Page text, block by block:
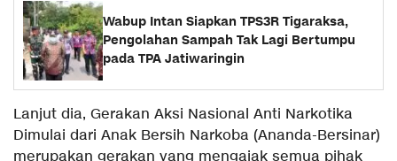
Wabup Intan Siapkan TPS3R Tigaraksa,
Pengolahan Sampah Tak Lagi Bertumpu
pada TPA Jatiwaringin
Lanjut dia, Gerakan Aksi Nasional Anti Narkotika
Dimulai dari Anak Bersih Narkoba (Ananda-Bersinar)
merupakan gerakan yang mengajak semua pihak